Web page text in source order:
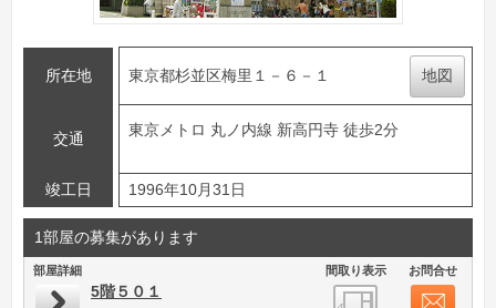
所在地 東京都杉並区梅里１－６－１ 地図
交通
東京メトロ 丸ノ内線 新高円寺 徒歩2分
竣工日 1996年10月31日
1部屋の募集があります
部屋詳細 間取り表示 お問合せ
5階５０１